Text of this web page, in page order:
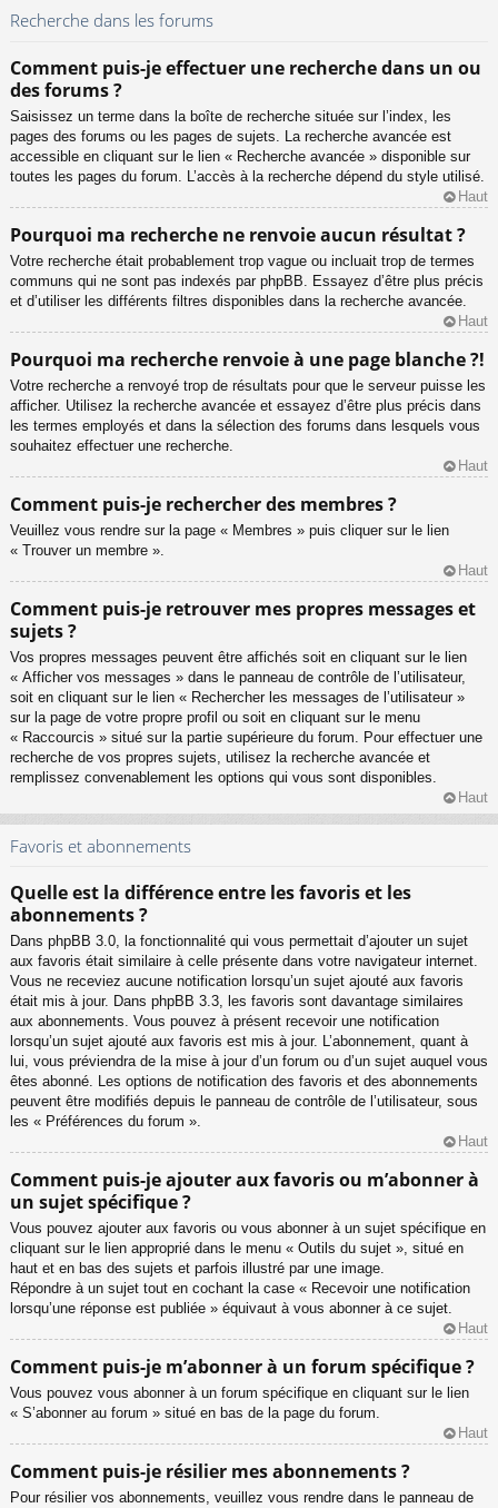
Recherche dans les forums
Comment puis-je effectuer une recherche dans un ou
des forums ?
Saisissez un terme dans la boîte de recherche située sur l’index, les
pages des forums ou les pages de sujets. La recherche avancée est
accessible en cliquant sur le lien « Recherche avancée » disponible sur
toutes les pages du forum. L’accès à la recherche dépend du style utilisé.
Haut
Pourquoi ma recherche ne renvoie aucun résultat ?
Votre recherche était probablement trop vague ou incluait trop de termes
communs qui ne sont pas indexés par phpBB. Essayez d’être plus précis
et d’utiliser les différents filtres disponibles dans la recherche avancée.
Haut
Pourquoi ma recherche renvoie à une page blanche ?!
Votre recherche a renvoyé trop de résultats pour que le serveur puisse les
afficher. Utilisez la recherche avancée et essayez d’être plus précis dans
les termes employés et dans la sélection des forums dans lesquels vous
souhaitez effectuer une recherche.
Haut
Comment puis-je rechercher des membres ?
Veuillez vous rendre sur la page « Membres » puis cliquer sur le lien
« Trouver un membre ».
Haut
Comment puis-je retrouver mes propres messages et
sujets ?
Vos propres messages peuvent être affichés soit en cliquant sur le lien
« Afficher vos messages » dans le panneau de contrôle de l’utilisateur,
soit en cliquant sur le lien « Rechercher les messages de l’utilisateur »
sur la page de votre propre profil ou soit en cliquant sur le menu
« Raccourcis » situé sur la partie supérieure du forum. Pour effectuer une
recherche de vos propres sujets, utilisez la recherche avancée et
remplissez convenablement les options qui vous sont disponibles.
Haut
Favoris et abonnements
Quelle est la différence entre les favoris et les
abonnements ?
Dans phpBB 3.0, la fonctionnalité qui vous permettait d’ajouter un sujet
aux favoris était similaire à celle présente dans votre navigateur internet.
Vous ne receviez aucune notification lorsqu’un sujet ajouté aux favoris
était mis à jour. Dans phpBB 3.3, les favoris sont davantage similaires
aux abonnements. Vous pouvez à présent recevoir une notification
lorsqu’un sujet ajouté aux favoris est mis à jour. L’abonnement, quant à
lui, vous préviendra de la mise à jour d’un forum ou d’un sujet auquel vous
êtes abonné. Les options de notification des favoris et des abonnements
peuvent être modifiés depuis le panneau de contrôle de l’utilisateur, sous
les « Préférences du forum ».
Haut
Comment puis-je ajouter aux favoris ou m’abonner à
un sujet spécifique ?
Vous pouvez ajouter aux favoris ou vous abonner à un sujet spécifique en
cliquant sur le lien approprié dans le menu « Outils du sujet », situé en
haut et en bas des sujets et parfois illustré par une image.
Répondre à un sujet tout en cochant la case « Recevoir une notification
lorsqu’une réponse est publiée » équivaut à vous abonner à ce sujet.
Haut
Comment puis-je m’abonner à un forum spécifique ?
Vous pouvez vous abonner à un forum spécifique en cliquant sur le lien
« S’abonner au forum » situé en bas de la page du forum.
Haut
Comment puis-je résilier mes abonnements ?
Pour résilier vos abonnements, veuillez vous rendre dans le panneau de